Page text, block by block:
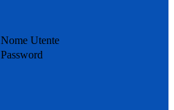
Nome Utente
Password